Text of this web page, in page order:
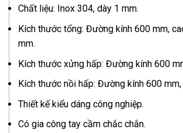
Chất liệu: Inox 304, dày 1 mm.
Kích thước tổng: Đường kính 600 mm,
mm.
Kích thước xửng hấp: Đường kính 600
Kích thước nồi hấp: Đường kính 600
Thiết kế kiểu dáng công nghiệp.
Có gia công tay cầm chắc chắn.